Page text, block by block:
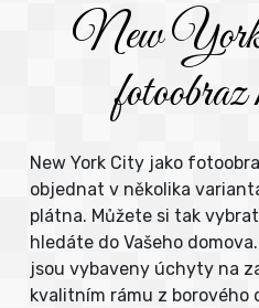
New
fotoobraz
New York City jako
objednat v několika
plátna. Můžete si tak
hledáte do Vašeho
jsou vybaveny úchyty na
kvalitním rámu z borového